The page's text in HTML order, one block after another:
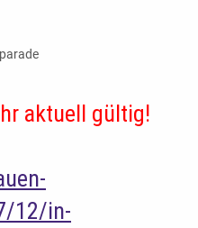
aktuell gültig!
12/in-